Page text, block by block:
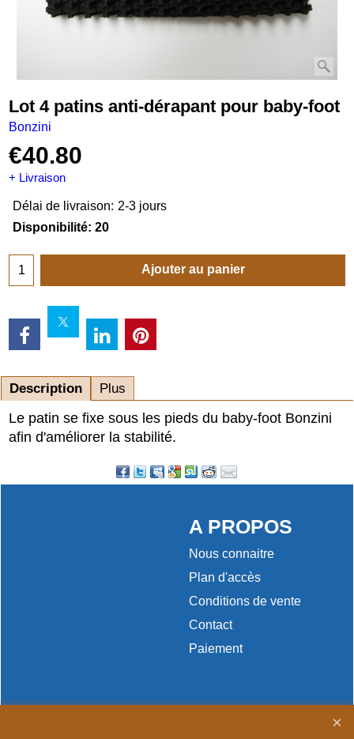
Lot 4 patins anti-dérapant pour baby-foot
Bonzini
€40.80
+ Livraison
Délai de livraison: 2-3 jours
Disponibilité: 20
Ajouter au panier
Description Plus
Le patin se fixe sous les pieds du baby-foot Bonzini
afin d'améliorer la stabilité.
A PROPOS
Nous connaitre
Plan d'accès
Conditions de vente
Contact
Paiement